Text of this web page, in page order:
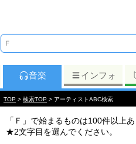
音楽 インフォ
TOP > 検索TOP > アーティストABC検索
「Ｆ」で始まるものは100件以上あ
★2文字目を選んでください。